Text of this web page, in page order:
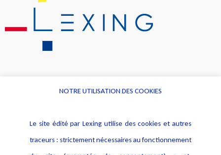
Alerte professionnelle
Déclaration d'accessibilité
NOTRE UTILISATION DES COOKIES
Le site édité par Lexing utilise des cookies et autres
traceurs : strictement nécessaires au fonctionnement